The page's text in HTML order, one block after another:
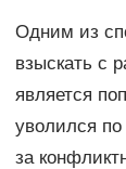
Одним из
взыскать с
является
уволился
за